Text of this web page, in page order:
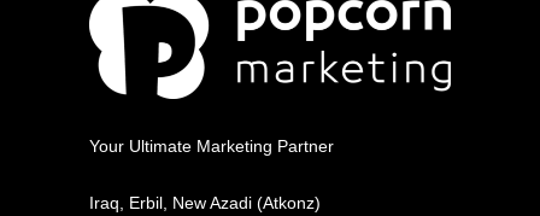
Your Ultimate Marketing Partner
Iraq, Erbil, New Azadi (Atkonz)